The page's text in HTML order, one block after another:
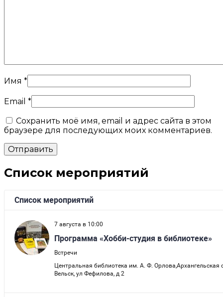
Имя *
Email *
Сохранить моё имя, email и адрес сайта в этом
браузере для последующих моих комментариев.
Список мероприятий